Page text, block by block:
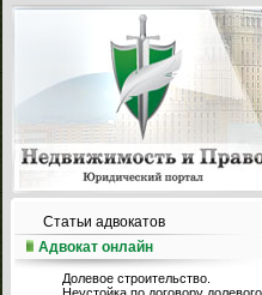
Статьи адвокатов
Адвокат онлайн
Долевое строительство.